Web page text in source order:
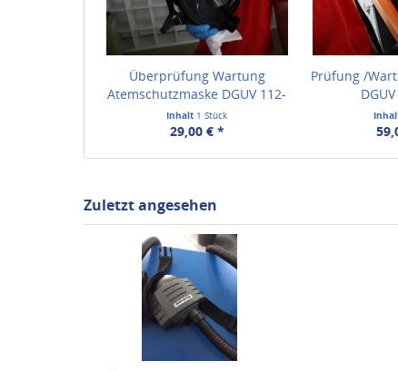
Überprüfung Wartung
Atemschutzmaske DGUV 112-
190
Inhalt 1 Stück
29,00 € *
Prüfung /
Zuletzt angesehen